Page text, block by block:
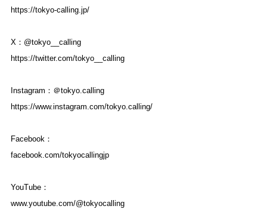
https://tokyo-calling.jp/
X：@tokyo__calling
https://twitter.com/tokyo__calling
Instagram：＠tokyo.calling
https://www.instagram.com/tokyo.calling/
Facebook：
facebook.com/tokyocallingjp
YouTube：
www.youtube.com/@tokyocalling